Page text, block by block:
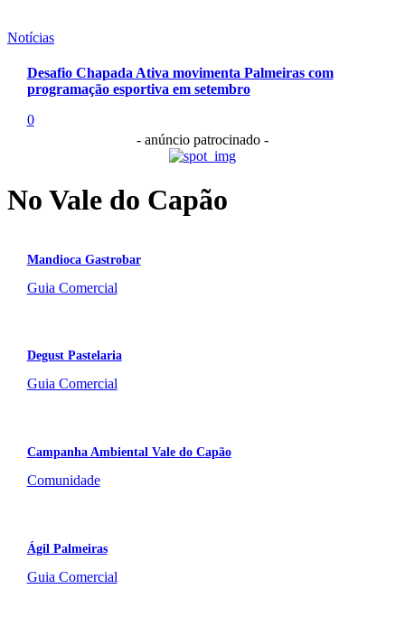
Notícias
Desafio Chapada Ativa movimenta Palmeiras com
programação esportiva em setembro
0
- anúncio patrocinado -
No Vale do Capão
Mandioca Gastrobar
Guia Comercial
Degust Pastelaria
Guia Comercial
Campanha Ambiental Vale do Capão
Comunidade
Ágil Palmeiras
Guia Comercial